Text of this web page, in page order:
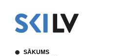
SĀKUMS